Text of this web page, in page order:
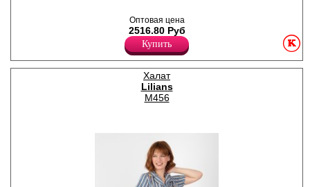
низу изделия. Рукав 3/4.
Полиамид 80%
Эластан 20%
Оптовая цена
2516.80 Руб
Купить
Халат
Lilians
M456